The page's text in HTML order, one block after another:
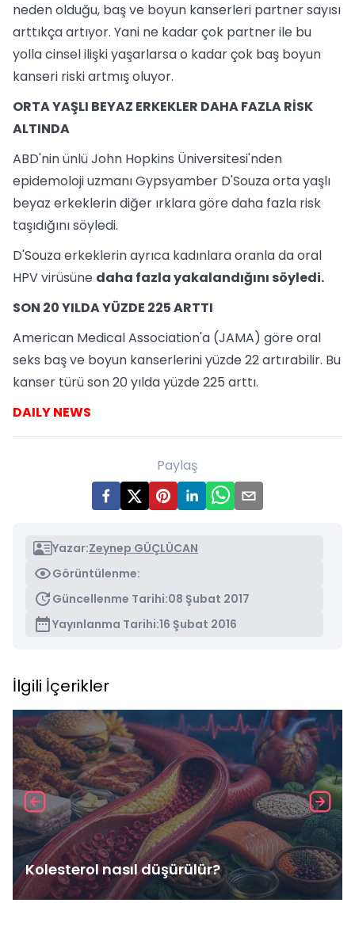
neden olduğu, baş ve boyun kanserleri partner sayısı
arttıkça artıyor. Yani ne kadar çok partner ile bu
yolla cinsel ilişki yaşarlarsa o kadar çok baş boyun
kanseri riski artmış oluyor.
ORTA YAŞLI BEYAZ ERKEKLER DAHA FAZLA RİSK
ALTINDA
ABD'nin ünlü John Hopkins Üniversitesi'nden
epidemoloji uzmanı Gypsyamber D'Souza orta yaşlı
beyaz erkeklerin diğer ırklara göre daha fazla risk
taşıdığını söyledi.
D'Souza erkeklerin ayrıca kadınlara oranla da oral
HPV virüsüne daha fazla yakalandığını söyledi.
SON 20 YILDA YÜZDE 225 ARTTI
American Medical Association'a (JAMA) göre oral
seks baş ve boyun kanserlerini yüzde 22 artırabilir. Bu
kanser türü son 20 yılda yüzde 225 arttı.
DAILY NEWS
Paylaş
Yazar:Zeynep GÜÇLÜCAN
Görüntülenme:
Güncellenme Tarihi:08 Şubat 2017
Yayınlanma Tarihi:16 Şubat 2016
İlgili İçerikler
Kolesterol nasıl düşürülür?